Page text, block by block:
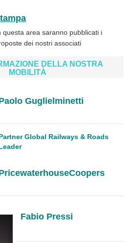
questa area saranno pubblicati i
dei nostri associati
DELLA NOSTRA
MOBILITÀ
Guglielminetti
Global Railways & Roads
Fabio Pressi